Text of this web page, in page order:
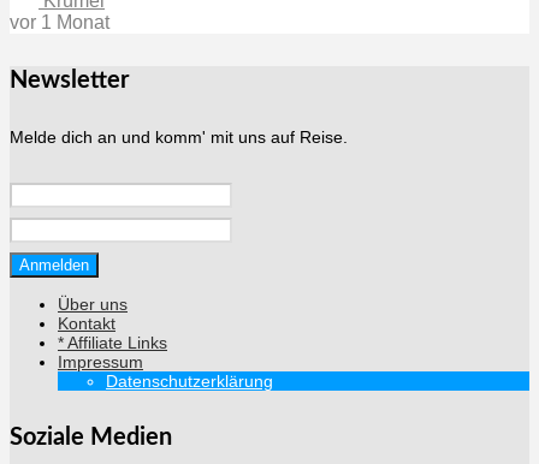
vor 1 Monat
Newsletter
Melde dich an und komm' mit uns auf Reise.
Über uns
Kontakt
* Affiliate Links
Impressum
Datenschutzerklärung
Soziale Medien